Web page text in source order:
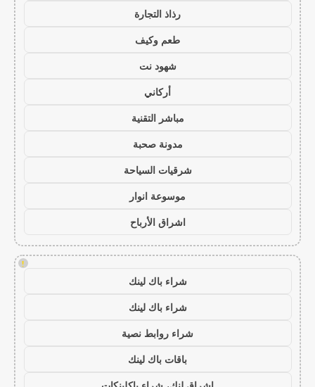
رذاذ التجارة
طعم وكيف
شهود نت
أركاني
مباشر التقنية
مدونة صحبة
شرقيات السياحة
موسوعة انوار
اشراق الأرباح
!
شراء باك لينك
شراء باك لينك
شراء روابط نصية
باقات باك لينك